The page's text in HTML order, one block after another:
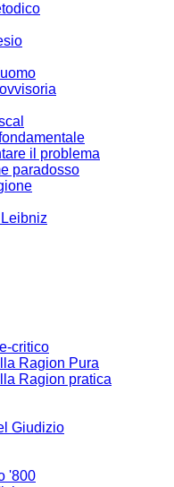
il problema
paradosso
critico
Ragion Pura
Ragion pratica
Giudizio
'800